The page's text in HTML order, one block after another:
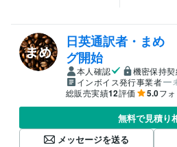
日英通訳者・まめ
グ開始
本人確認
機密保持
インボイス発行事業者
総販売実績12評価 5.0フ
無料で見積り
メッセージを送る